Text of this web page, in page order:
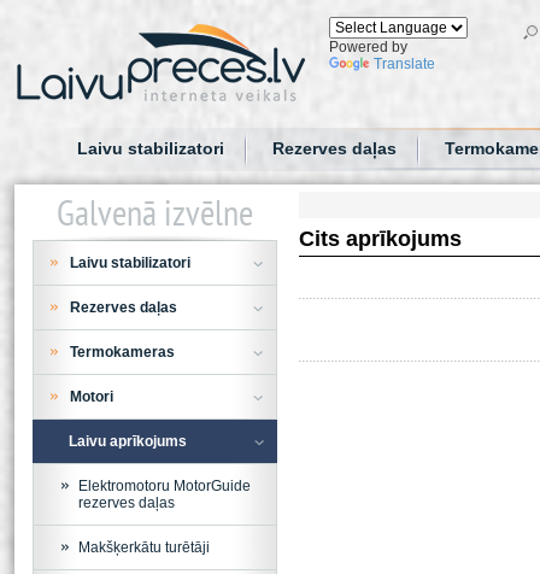
Powered by
Translate
Laivu stabilizatori Rezerves daļas
Cits aprīkojums
Galvenā izvēlne
Laivu stabilizatori
Rezerves daļas
Termokameras
Motori
Laivu aprīkojums
Elektromotoru MotorGuide
rezerves daļas
Makšķerkātu turētāji